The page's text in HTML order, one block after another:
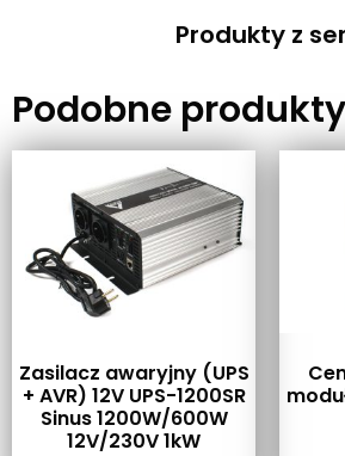
Produkty z
Podobne produkty
Zasilacz awaryjny (UPS
+ AVR) 12V UPS-1200SR
Sinus 1200W/600W
12V/230V 1kW